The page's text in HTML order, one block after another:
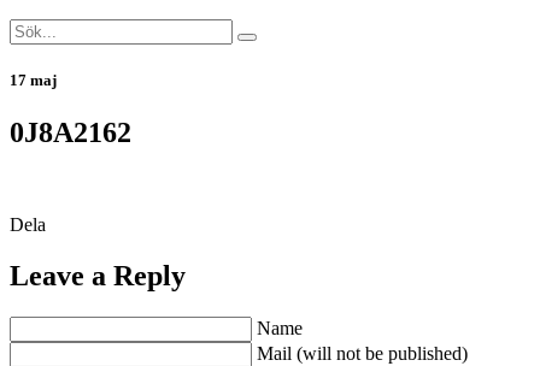
17 maj
0J8A2162
Dela
Leave a Reply
Name
Mail (will not be published)